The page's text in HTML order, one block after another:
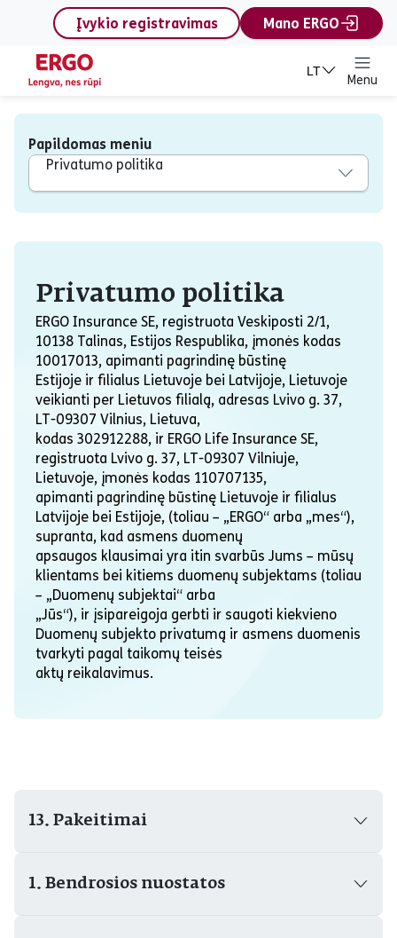
content
Įvykio registravimas
Mano ERGO
LT
Menu
Papildomas meniu
Privatumo politika
Privatumo politika
ERGO Insurance SE, registruota Veskiposti 2/1,
10138 Talinas, Estijos Respublika, įmonės kodas
10017013, apimanti pagrindinę būstinę
Estijoje ir filialus Lietuvoje bei Latvijoje, Lietuvoje
veikianti per Lietuvos filialą, adresas Lvivo g. 37,
LT-09307 Vilnius, Lietuva,
kodas 302912288, ir ERGO Life Insurance SE,
registruota Lvivo g. 37, LT-09307 Vilniuje,
Lietuvoje, įmonės kodas 110707135,
apimanti pagrindinę būstinę Lietuvoje ir filialus
Latvijoje bei Estijoje, (toliau – „ERGO“ arba „mes“),
supranta, kad asmens duomenų
apsaugos klausimai yra itin svarbūs Jums – mūsų
klientams bei kitiems duomenų subjektams (toliau
– „Duomenų subjektai“ arba
„Jūs“), ir įsipareigoja gerbti ir saugoti kiekvieno
Duomenų subjekto privatumą ir asmens duomenis
tvarkyti pagal taikomų teisės
aktų reikalavimus.
13. Pakeitimai
1. Bendrosios nuostatos